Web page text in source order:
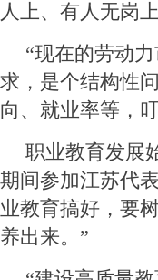
人上、有人无岗
“现在的劳动
求，是个结构性
向、就业率等，
职业教育发展
期间参加江苏代
业教育搞好，要
养出来。”